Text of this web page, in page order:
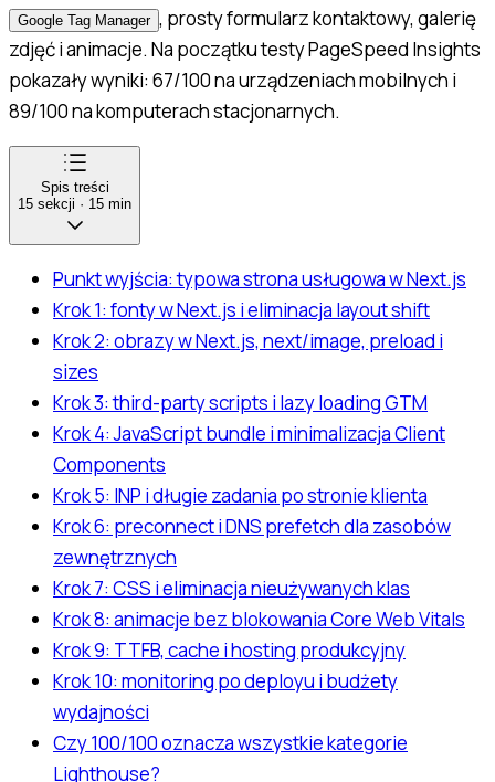
Google Tag Manager , prosty formularz kontaktowy, galerię
zdjęć i animacje. Na początku testy PageSpeed Insights
pokazały wyniki: 67/100 na urządzeniach mobilnych i
89/100 na komputerach stacjonarnych.
Spis treści
15 sekcji · 15 min
Punkt wyjścia: typowa strona usługowa w Next.js
Krok 1: fonty w Next.js i eliminacja layout shift
Krok 2: obrazy w Next.js, next/image, preload i
sizes
Krok 3: third-party scripts i lazy loading GTM
Krok 4: JavaScript bundle i minimalizacja Client
Components
Krok 5: INP i długie zadania po stronie klienta
Krok 6: preconnect i DNS prefetch dla zasobów
zewnętrznych
Krok 7: CSS i eliminacja nieużywanych klas
Krok 8: animacje bez blokowania Core Web Vitals
Krok 9: TTFB, cache i hosting produkcyjny
Krok 10: monitoring po deployu i budżety
wydajności
Czy 100/100 oznacza wszystkie kategorie
Lighthouse?